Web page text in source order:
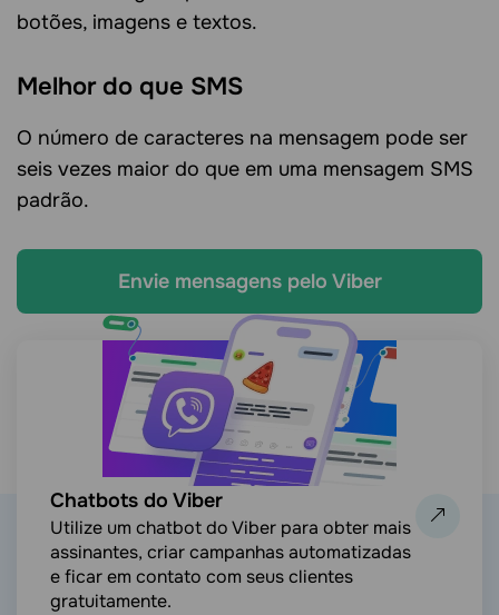
botões, imagens e textos.
Melhor do que SMS
O número de caracteres na mensagem pode ser
seis vezes maior do que em uma mensagem SMS
padrão.
Envie mensagens pelo Viber
Chatbots do Viber
Utilize um chatbot do Viber para obter mais
assinantes, criar campanhas automatizadas
e ficar em contato com seus clientes
gratuitamente.